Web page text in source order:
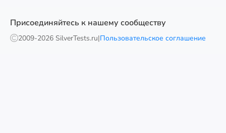
Присоединяйтесь к нашему сообществу
2009-2026 SilverTests.ru|Пользовательское соглашение